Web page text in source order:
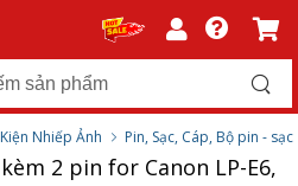
Nhiếp Ảnh Pin, Sạc, Cáp, Bộ pin - sạc
2 pin for Canon LP-E6,